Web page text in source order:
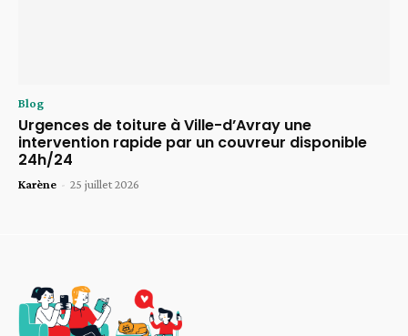
Blog
Urgences de toiture à Ville-d’Avray une
intervention rapide par un couvreur disponible
24h/24
Karène - 25 juillet 2026